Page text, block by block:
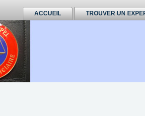
ACCUEIL TROUVER UN